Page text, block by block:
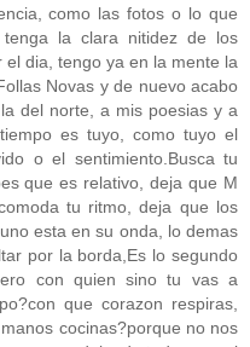
como las fotos o lo que
la clara nitidez de los
dia, tengo ya en la mente la
Novas y de nuevo acabo
del norte, a mis poesias y a
es tuyo, como tuyo el
o el sentimiento.Busca tu
que es relativo, deja que M
tu ritmo, deja que los
esta en su onda, lo demas
por la borda,Es lo segundo
con quien sino tu vas a
que corazon respiras,
cocinas?porque no nos